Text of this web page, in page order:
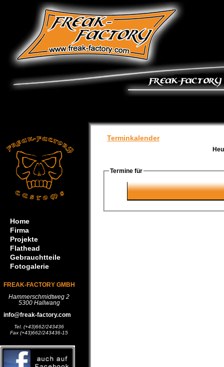
Home
Firma
Projekte
Flathead
Gebrauchtteile
Fotogalerie
FREAK-FACTORY GMBH
Hammerschmidtweg 2
5300 Hallwang
info@freak-factory.com
Tel. (+43)662/243436
Fax (+43)662/243436-15
Terminkalender
Termine für